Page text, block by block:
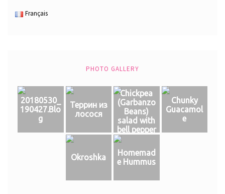
Français
PHOTO GALLERY
20180530_
190427.Blo
g
Террин из
лосося
Chickpea
(Garbanzo
Beans)
salad with
bell pepper
Chunky
Guacamol
e
Okroshka
Homemad
e Hummus